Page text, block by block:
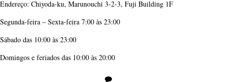
Endereço: Chiyoda-ku, Marunouchi 3-2-3, Fuji Building 1F
Segunda-feira – Sexta-feira 7:00 às 23:00
Sábado das 10:00 às 23:00
Domingos e feriados das 10:00 às 20:00